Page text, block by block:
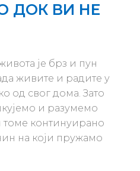
ДОК ВИ НЕ
је брз и пун
живите и радите у
од свог дома. Зато
и разумемо
томе континуирано
на који пружамо